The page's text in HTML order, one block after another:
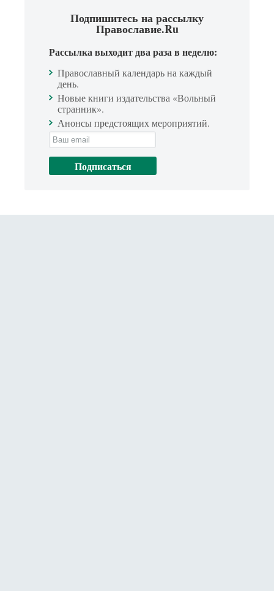
Подпишитесь на рассылку
Православие.Ru
Рассылка выходит два раза в неделю:
Православный календарь на каждый
день.
Новые книги издательства «Вольный
странник».
Анонсы предстоящих мероприятий.